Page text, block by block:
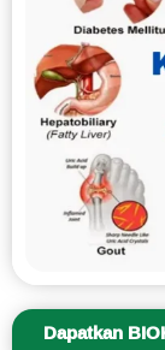
Dapatkan